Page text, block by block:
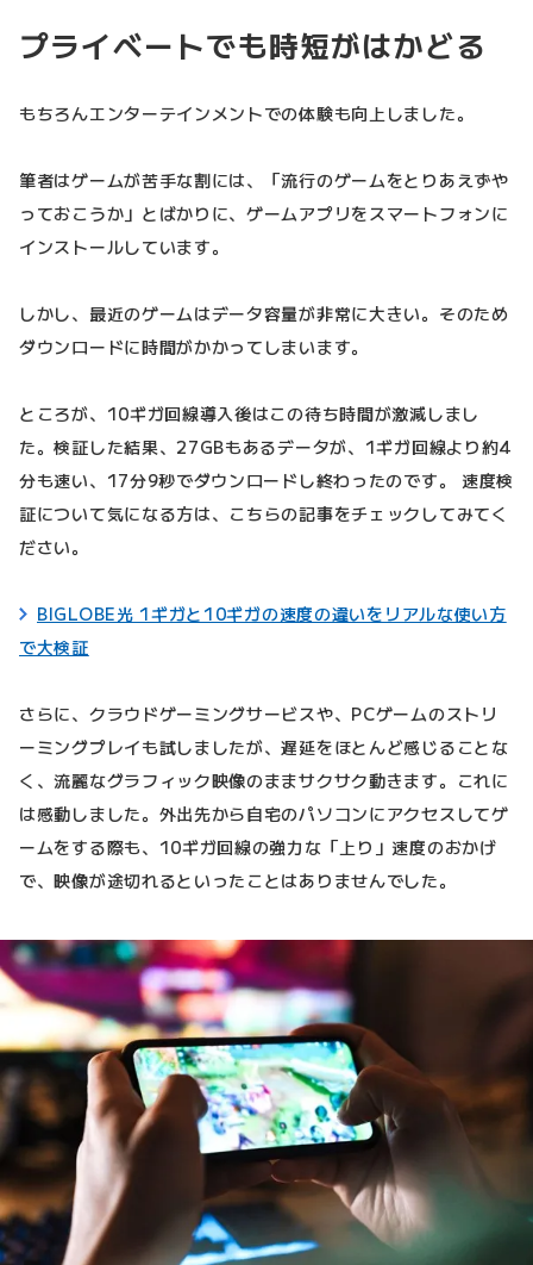
プライベートでも時短がはかどる
もちろんエンターテインメントでの体験も向上しました。
筆者はゲームが苦手な割には、「流行のゲームをとりあえずや
っておこうか」とばかりに、ゲームアプリをスマートフォンに
インストールしています。
しかし、最近のゲームはデータ容量が非常に大きい。そのため
ダウンロードに時間がかかってしまいます。
ところが、10ギガ回線導入後はこの待ち時間が激減しまし
た。検証した結果、27GBもあるデータが、1ギガ回線より約4
分も速い、17分9秒でダウンロードし終わったのです。 速度検
証について気になる方は、こちらの記事をチェックしてみてく
ださい。
BIGLOBE光 1ギガと10ギガの速度の違いをリアルな使い方
で大検証
さらに、クラウドゲーミングサービスや、PCゲームのストリ
ーミングプレイも試しましたが、遅延をほとんど感じることな
く、流麗なグラフィック映像のままサクサク動きます。これに
は感動しました。外出先から自宅のパソコンにアクセスしてゲ
ームをする際も、10ギガ回線の強力な「上り」速度のおかげ
で、映像が途切れるといったことはありませんでした。